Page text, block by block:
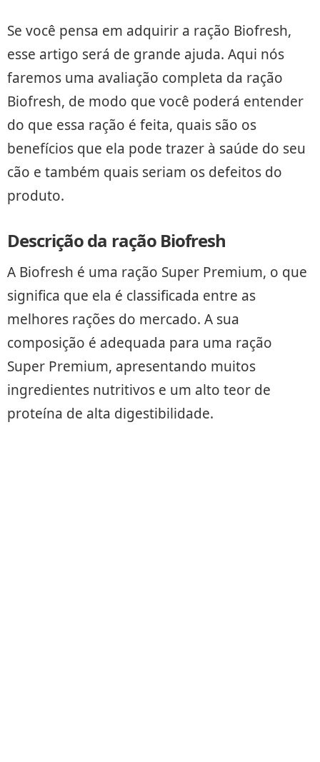
Se você pensa em adquirir a ração Biofresh,
esse artigo será de grande ajuda. Aqui nós
faremos uma avaliação completa da ração
Biofresh, de modo que você poderá entender
do que essa ração é feita, quais são os
benefícios que ela pode trazer à saúde do seu
cão e também quais seriam os defeitos do
produto.
Descrição da ração Biofresh
A Biofresh é uma ração Super Premium, o que
significa que ela é classificada entre as
melhores rações do mercado. A sua
composição é adequada para uma ração
Super Premium, apresentando muitos
ingredientes nutritivos e um alto teor de
proteína de alta digestibilidade.